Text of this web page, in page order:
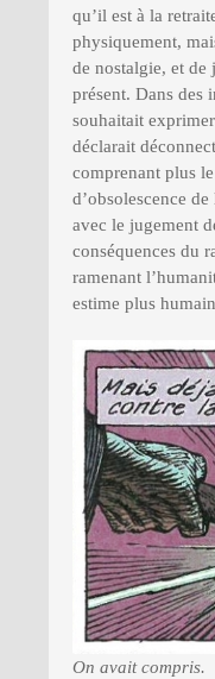
qu’il est à la
physiquement,
de nostalgie, et de
présent. Dans des
souhaitait exprimer
déclarait
comprenant plus
d’obsolescence
avec le jugement
conséquences du
ramenant
estime plus
On avait compris.